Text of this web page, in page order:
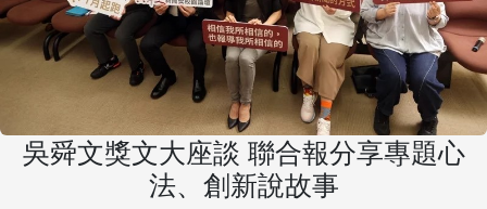
吳舜文獎文大座談 聯合報分享專題心
法、創新說故事